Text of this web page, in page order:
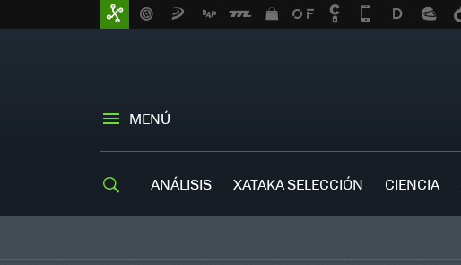
MENÚ
ANÁLISIS XATAKA SELECCIÓN CIENCIA